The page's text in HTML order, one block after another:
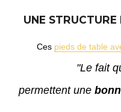
UNE
Ces pieds de table
"Le fait
permettent une